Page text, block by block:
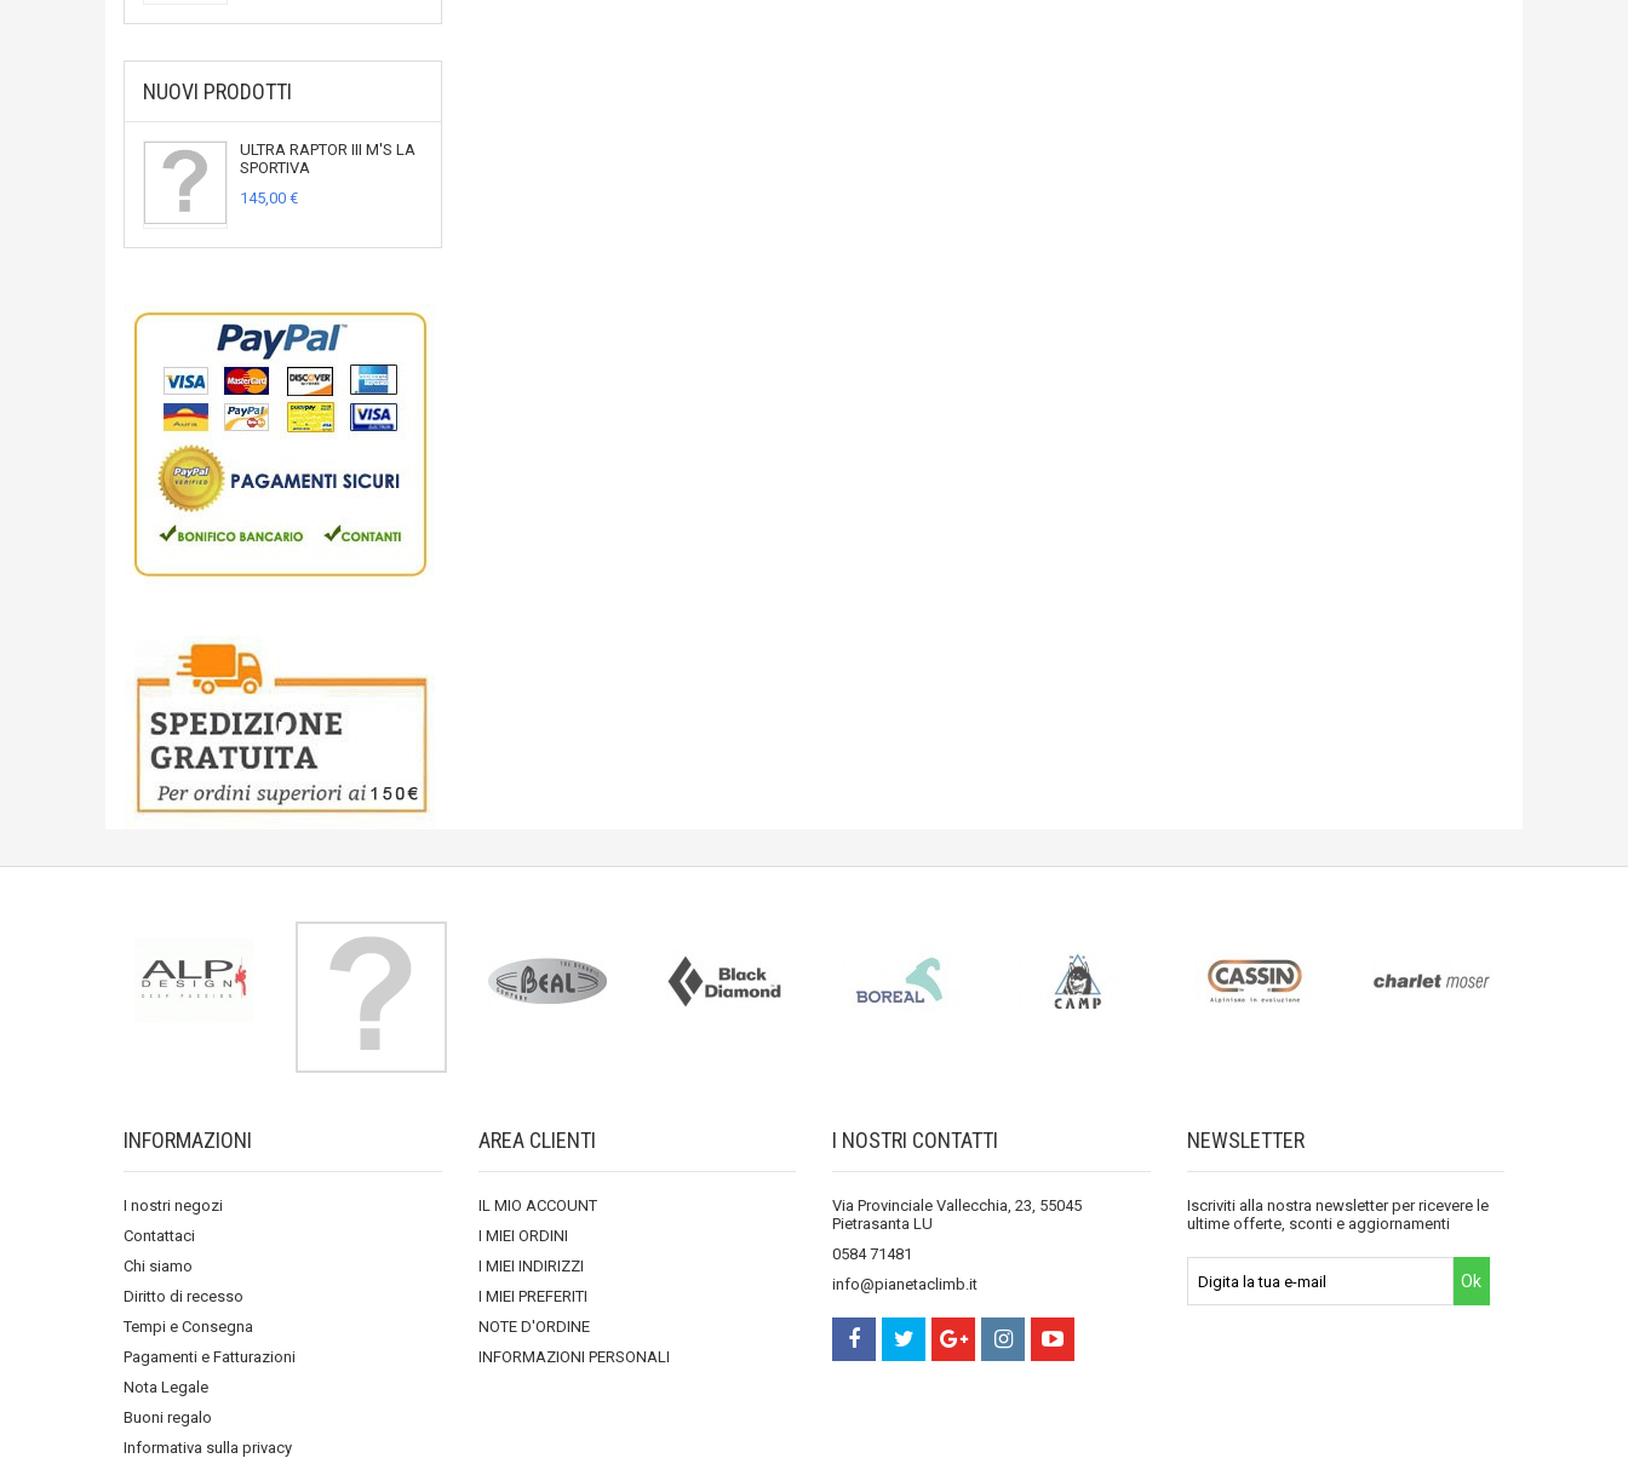
NUOVI PRODOTTI
ULTRA RAPTOR III M'S LA
SPORTIVA
145,00 €
INFORMAZIONI
I nostri negozi
Contattaci
Chi siamo
Diritto di recesso
Tempi e Consegna
Pagamenti e Fatturazioni
Nota Legale
Buoni regalo
Informativa sulla privacy
AREA CLIENTI
IL MIO ACCOUNT
I MIEI ORDINI
I MIEI INDIRIZZI
I MIEI PREFERITI
NOTE D'ORDINE
INFORMAZIONI PERSONALI
I NOSTRI CONTATTI
Via Provinciale Vallecchia, 23, 55045
Pietrasanta LU
0584 71481
info@pianetaclimb.it
NEWSLETTER
Iscriviti alla nostra newsletter per ricevere le
ultime offerte, sconti e aggiornamenti
Ok